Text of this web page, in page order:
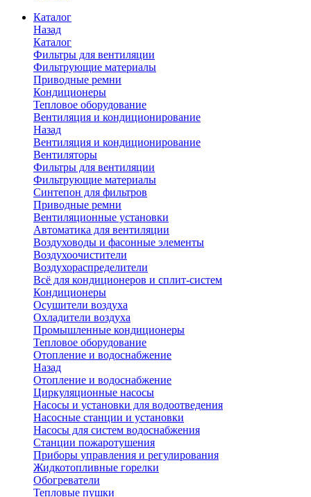
Каталог
Назад
Каталог
Фильтры для вентиляции
Фильтрующие материалы
Приводные ремни
Кондиционеры
Тепловое оборудование
Вентиляция и кондиционирование
Назад
Вентиляция и кондиционирование
Вентиляторы
Фильтры для вентиляции
Фильтрующие материалы
Синтепон для фильтров
Приводные ремни
Вентиляционные установки
Автоматика для вентиляции
Воздуховоды и фасонные элементы
Воздухоочистители
Воздухораспределители
Всё для кондиционеров и сплит-систем
Кондиционеры
Осушители воздуха
Охладители воздуха
Промышленные кондиционеры
Тепловое оборудование
Отопление и водоснабжение
Назад
Отопление и водоснабжение
Циркуляционные насосы
Насосы и установки для водоотведения
Насосные станции и установки
Насосы для систем водоснабжения
Станции пожаротушения
Приборы управления и регулирования
Жидкотопливные горелки
Обогреватели
Тепловые пушки